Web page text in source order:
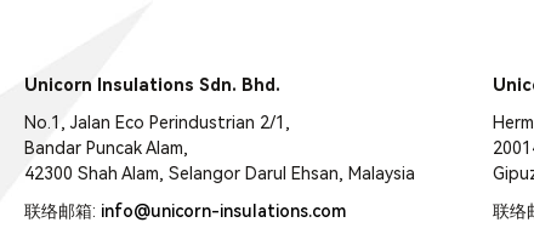
Unicorn Insulations Sdn. Bhd.
No.1, Jalan Eco Perindustrian 2/1,
Bandar Puncak Alam,
42300 Shah Alam, Selangor Darul Ehsan, Malaysia
联络邮箱: info@unicorn-insulations.com
联络